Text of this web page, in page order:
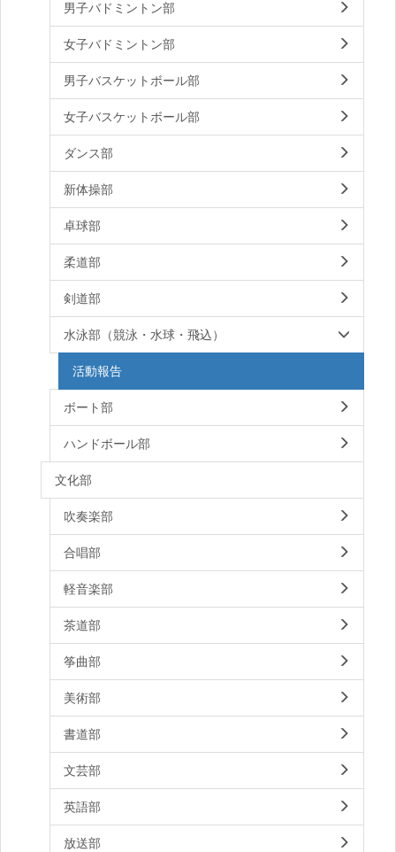
男子バドミントン部
女子バドミントン部
男子バスケットボール部
女子バスケットボール部
ダンス部
新体操部
卓球部
柔道部
剣道部
水泳部（競泳・水球・飛込）
活動報告
ボート部
ハンドボール部
文化部
吹奏楽部
合唱部
軽音楽部
茶道部
筝曲部
美術部
書道部
文芸部
英語部
放送部